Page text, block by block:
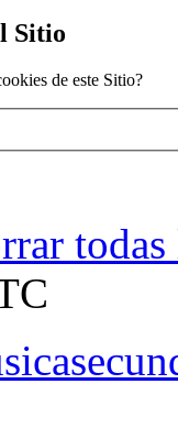
Sitio
de este Sitio?